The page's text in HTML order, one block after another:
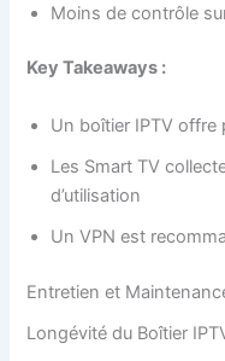
Moins de contrôle
Key Takeaways :
Un boîtier IPTV offre
Les Smart TV
d’utilisation
Un VPN est
Entretien et
Longévité du Boîtier